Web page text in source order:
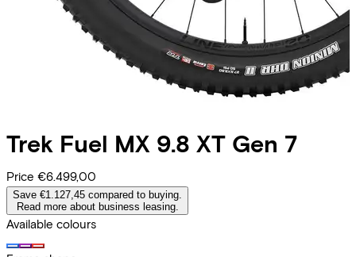
Trek Fuel MX 9.8 XT Gen 7
Price €6.499,00
Save €1.127,45 compared to buying.
Read more about business leasing.
Available colours